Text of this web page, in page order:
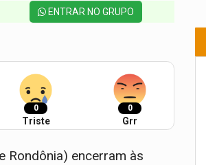
ENTRAR NO GRUPO
0
Triste
0
Grr
Rondônia) encerram às